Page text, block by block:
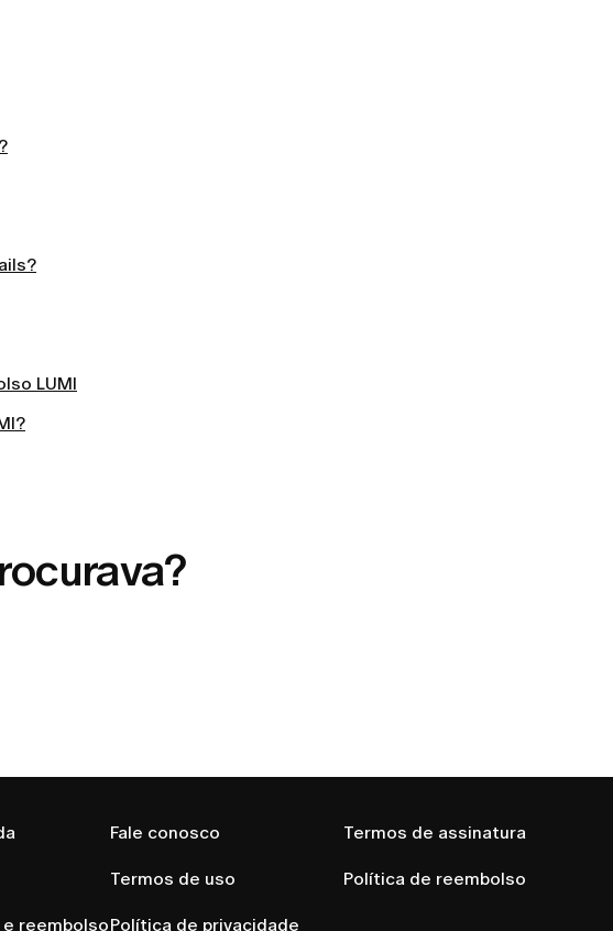
LUMI
reembolso
Fale conosco
Termos de uso
Política de privacidade
Termos de assinatura
Política de reembolso